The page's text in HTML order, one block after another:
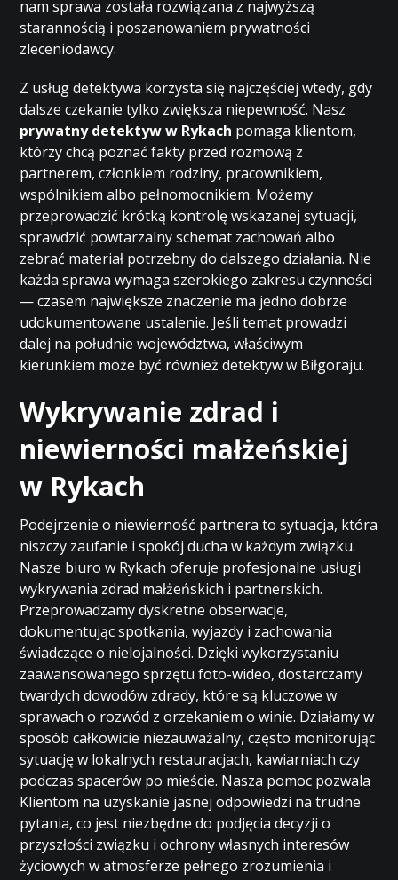
nam sprawa została rozwiązana z najwyższą
starannością i poszanowaniem prywatności
zleceniodawcy.
Z usług detektywa korzysta się najczęściej wtedy, gdy
dalsze czekanie tylko zwiększa niepewność. Nasz
prywatny detektyw w Rykach pomaga klientom,
którzy chcą poznać fakty przed rozmową z
partnerem, członkiem rodziny, pracownikiem,
wspólnikiem albo pełnomocnikiem. Możemy
przeprowadzić krótką kontrolę wskazanej sytuacji,
sprawdzić powtarzalny schemat zachowań albo
zebrać materiał potrzebny do dalszego działania. Nie
każda sprawa wymaga szerokiego zakresu czynności
— czasem największe znaczenie ma jedno dobrze
udokumentowane ustalenie. Jeśli temat prowadzi
dalej na południe województwa, właściwym
kierunkiem może być równieżdetektyw w Biłgoraju.
Wykrywanie zdrad i
niewierności małżeńskiej
w Rykach
Podejrzenie o niewierność partnera to sytuacja, która
niszczy zaufanie i spokój ducha w każdym związku.
Nasze biuro w Rykach oferuje profesjonalne usługi
wykrywania zdrad małżeńskich i partnerskich.
Przeprowadzamy dyskretne obserwacje,
dokumentując spotkania, wyjazdy i zachowania
świadczące o nielojalności. Dzięki wykorzystaniu
zaawansowanego sprzętu foto-wideo, dostarczamy
twardych dowodów zdrady, które są kluczowe w
sprawach o rozwód z orzekaniem o winie. Działamy w
sposób całkowicie niezauważalny, często monitorując
sytuację w lokalnych restauracjach, kawiarniach czy
podczas spacerów po mieście. Nasza pomoc pozwala
Klientom na uzyskanie jasnej odpowiedzi na trudne
pytania, co jest niezbędne do podjęcia decyzji o
przyszłości związku i ochrony własnych interesów
życiowych w atmosferze pełnego zrozumienia i